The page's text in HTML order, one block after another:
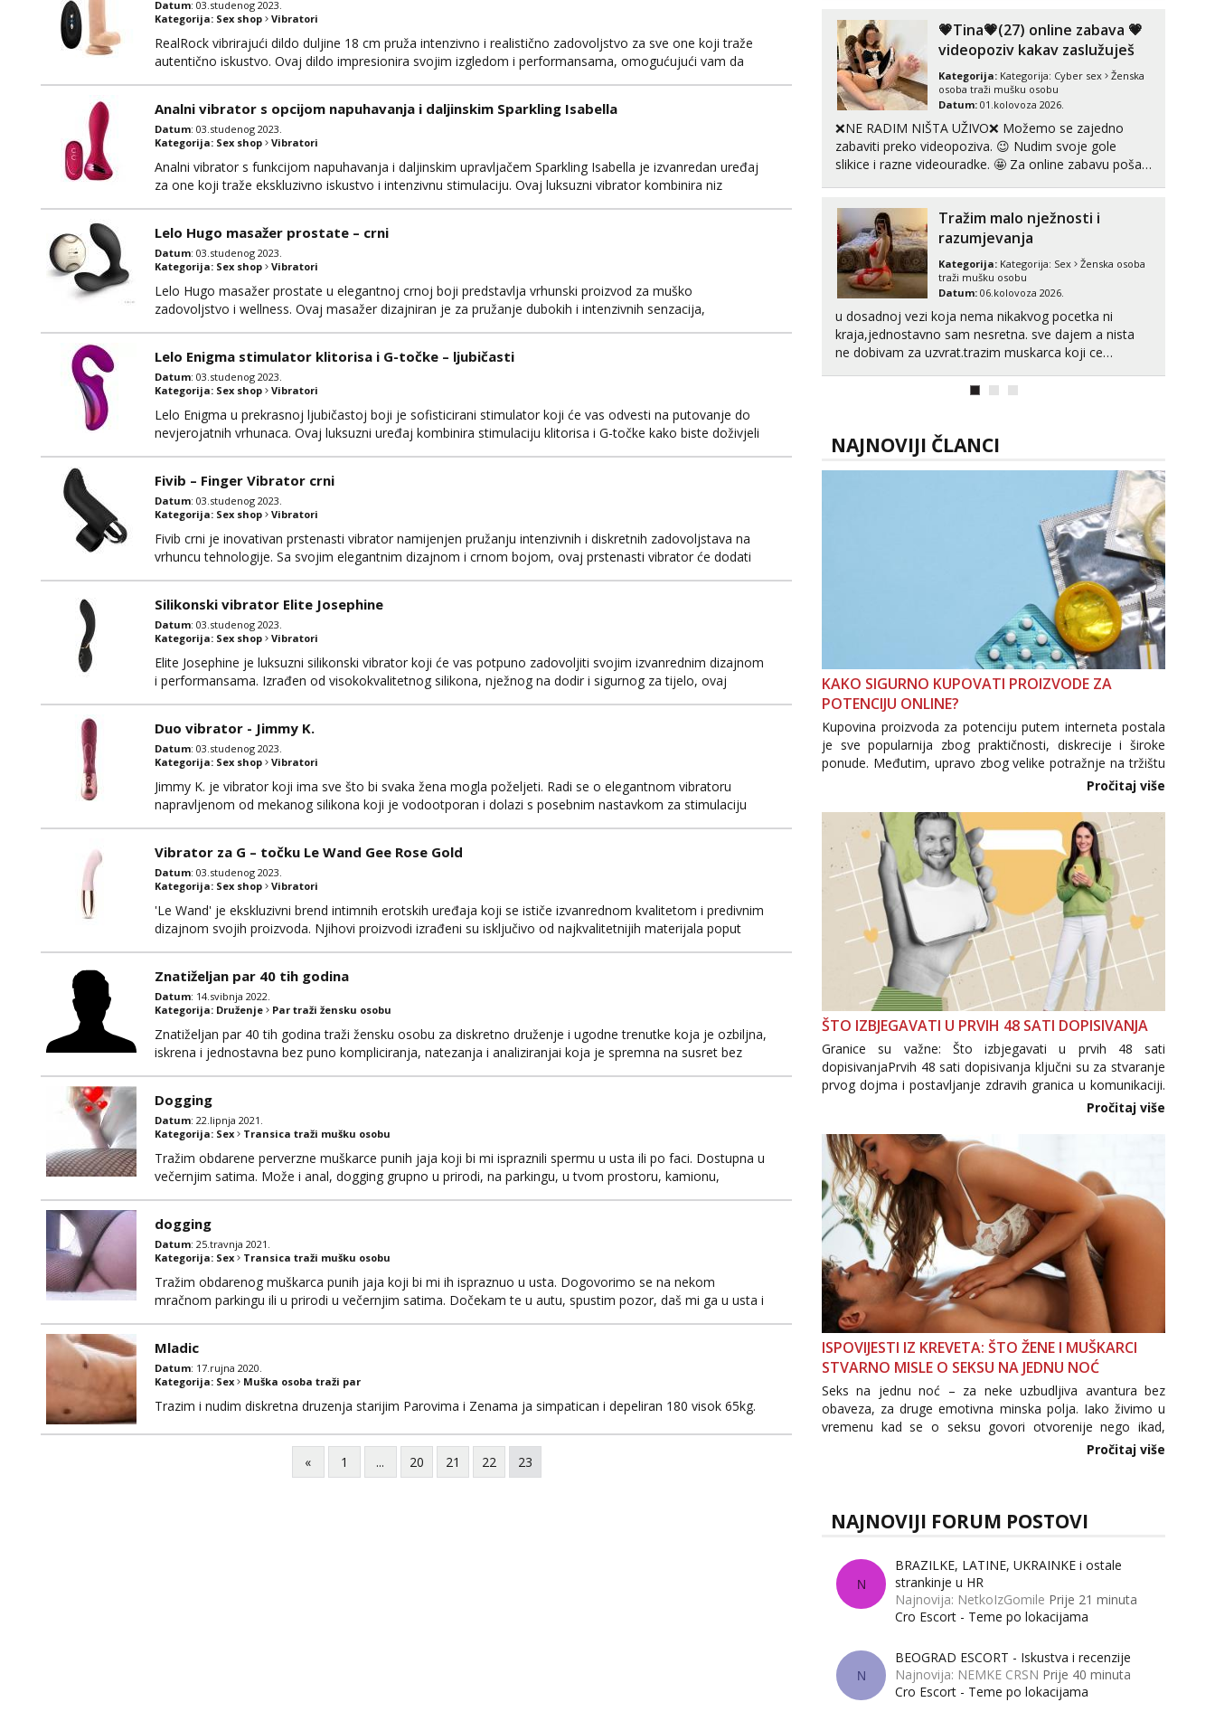
Datum: 03.studenog 2023.
Kategorija: Sex shop Vibratori
RealRock vibrirajući dildo duljine 18 cm pruža intenzivno i realistično zadovoljstvo za sve one koji traže
autentično iskustvo. Ovaj dildo impresionira svojim izgledom i performansama, omogućujući vam da
Analni vibrator s opcijom napuhavanja i daljinskim Sparkling Isabella
Datum: 03.studenog 2023.
Kategorija: Sex shop Vibratori
Analni vibrator s funkcijom napuhavanja i daljinskim upravljačem Sparkling Isabella je izvanredan uređaj
za one koji traže ekskluzivno iskustvo i intenzivnu stimulaciju. Ovaj luksuzni vibrator kombinira niz
Lelo Hugo masažer prostate – crni
Datum: 03.studenog 2023.
Kategorija: Sex shop Vibratori
Lelo Hugo masažer prostate u elegantnoj crnoj boji predstavlja vrhunski proizvod za muško
zadovoljstvo i wellness. Ovaj masažer dizajniran je za pružanje dubokih i intenzivnih senzacija,
Lelo Enigma stimulator klitorisa i G-točke – ljubičasti
Datum: 03.studenog 2023.
Kategorija: Sex shop Vibratori
Lelo Enigma u prekrasnoj ljubičastoj boji je sofisticirani stimulator koji će vas odvesti na putovanje do
nevjerojatnih vrhunaca. Ovaj luksuzni uređaj kombinira stimulaciju klitorisa i G-točke kako biste doživjeli
Fivib – Finger Vibrator crni
Datum: 03.studenog 2023.
Kategorija: Sex shop Vibratori
Fivib crni je inovativan prstenasti vibrator namijenjen pružanju intenzivnih i diskretnih zadovoljstava na
vrhuncu tehnologije. Sa svojim elegantnim dizajnom i crnom bojom, ovaj prstenasti vibrator će dodati
Silikonski vibrator Elite Josephine
Datum: 03.studenog 2023.
Kategorija: Sex shop Vibratori
Elite Josephine je luksuzni silikonski vibrator koji će vas potpuno zadovoljiti svojim izvanrednim dizajnom
i performansama. Izrađen od visokokvalitetnog silikona, nježnog na dodir i sigurnog za tijelo, ovaj
Duo vibrator - Jimmy K.
Datum: 03.studenog 2023.
Kategorija: Sex shop Vibratori
Jimmy K. je vibrator koji ima sve što bi svaka žena mogla poželjeti. Radi se o elegantnom vibratoru
napravljenom od mekanog silikona koji je vodootporan i dolazi s posebnim nastavkom za stimulaciju
Vibrator za G – točku Le Wand Gee Rose Gold
Datum: 03.studenog 2023.
Kategorija: Sex shop Vibratori
'Le Wand' je ekskluzivni brend intimnih erotskih uređaja koji se ističe izvanrednom kvalitetom i predivnim
dizajnom svojih proizvoda. Njihovi proizvodi izrađeni su isključivo od najkvalitetnijih materijala poput
Znatiželjan par 40 tih godina
Datum: 14.svibnja 2022.
Kategorija: Druženje Par traži žensku osobu
Znatiželjan par 40 tih godina traži žensku osobu za diskretno druženje i ugodne trenutke koja je ozbiljna,
iskrena i jednostavna bez puno kompliciranja, natezanja i analiziranjai koja je spremna na susret bez
Dogging
Datum: 22.lipnja 2021.
Kategorija: Sex Transica traži mušku osobu
Tražim obdarene perverzne muškarce punih jaja koji bi mi ispraznili spermu u usta ili po faci. Dostupna u
večernjim satima. Može i anal, dogging grupno u prirodi, na parkingu, u tvom prostoru, kamionu,
dogging
Datum: 25.travnja 2021.
Kategorija: Sex Transica traži mušku osobu
Tražim obdarenog muškarca punih jaja koji bi mi ih ispraznuo u usta. Dogovorimo se na nekom
mračnom parkingu ili u prirodi u večernjim satima. Dočekam te u autu, spustim pozor, daš mi ga u usta i
Mladic
Datum: 17.rujna 2020.
Kategorija: Sex Muška osoba traži par
Trazim i nudim diskretna druzenja starijim Parovima i Zenama ja simpatican i depeliran 180 visok 65kg.
« 1 ... 20 21 22 23
štikle, samostojeće itd. Nudim svakakva videa seksa,
puš...
💗Tina💗(27) online zabava 💗
videopoziv kakav zaslužuješ
Kategorija: Kategorija: Cyber sex
Ženska
osoba traži mušku osobu
Datum: 01.kolovoza 2026.
❌NE RADIM NIŠTA UŽIVO❌ Možemo se zajedno
zabaviti preko videopoziva. 😉 Nudim svoje gole
slikice i razne videouradke. 🤩 Za online zabavu pošalji
vidjeti na videopozivu. 😉 S vama sam vec 5 ...
Tražim malo nježnosti i
razumjevanja
Kategorija: Kategorija: Sex
Ženska osoba
traži mušku osobu
Datum: 06.kolovoza 2026.
u dosadnoj vezi koja nema nikakvog pocetka ni
kraja,jednostavno sam nesretna. sve dajem a nista
ne dobivam za uzvrat.trazim muskarca koji ce
njeznosti i razumjevanja. volim njezan seks i njezne
NAJNOVIJI ČLANCI
KAKO SIGURNO KUPOVATI PROIZVODE ZA
POTENCIJU ONLINE?
Kupovina proizvoda za potenciju putem interneta postala
je sve popularnija zbog praktičnosti, diskrecije i široke
ponude. Međutim, upravo zbog velike potražnje na tržištu
se pojavljuju i brojni krivotvoreni proizvodi, nepouzdane
internetske trgovine te proizvodi nepoznatog podrijetla. ...
Pročitaj više
ŠTO IZBJEGAVATI U PRVIH 48 SATI DOPISIVANJA
Granice su važne: Što izbjegavati u prvih 48 sati
dopisivanjaPrvih 48 sati dopisivanja ključni su za stvaranje
prvog dojma i postavljanje zdravih granica u komunikaciji.
Važno je izbjeći prebrzo otkrivanje osobnih ili intimnih
informacija, jer nepoznata osoba još nije zaslužila to
povjerenje. Takođe...
Pročitaj više
ISPOVIJESTI IZ KREVETA: ŠTO ŽENE I MUŠKARCI
STVARNO MISLE O SEKSU NA JEDNU NOĆ
Seks na jednu noć – za neke uzbudljiva avantura bez
obaveza, za druge emotivna minska polja. Iako živimo u
vremenu kad se o seksu govori otvorenije nego ikad,
tema „jedne noći strasti“ i dalje izaziva burne rasprave. Što
Pročitaj više
NAJNOVIJI FORUM POSTOVI
N
BRAZILKE, LATINE, UKRAINKE i ostale
strankinje u HR
Najnovija: NetkoIzGomile Prije 21 minuta
Cro Escort - Teme po lokacijama
N
BEOGRAD ESCORT - Iskustva i recenzije
Najnovija: NEMKE CRSN Prije 40 minuta
Cro Escort - Teme po lokacijama